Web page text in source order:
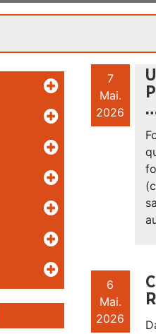
7
Mai.
2026
6
Mai.
2026